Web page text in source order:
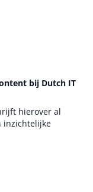
bij Dutch IT
hierover al
inzichtelijke